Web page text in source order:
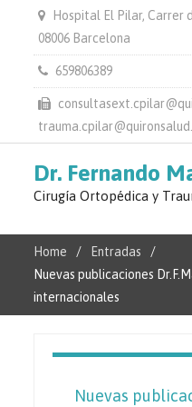
Hospital El Pilar, Carrer
08006 Barcelona
659806389
Dr. Fernando
Cirugía Ortopédica y
Home
Entradas
Nuevas publicaciones
internacionales
Nuevas